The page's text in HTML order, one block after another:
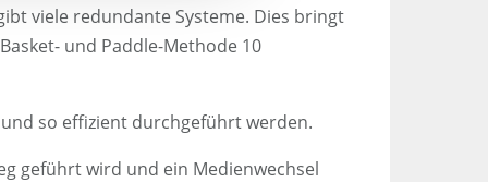
viele redundante Systeme. Dies bringt
und Paddle-Methode 10
so effizient durchgeführt werden.
geführt wird und ein Medienwechsel